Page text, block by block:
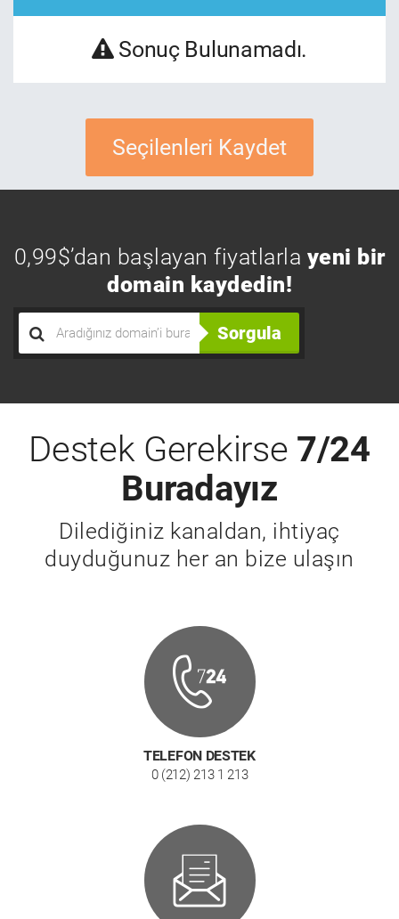
Sonuç Bulunamadı.
Seçilenleri Kaydet
0,99$’dan başlayan fiyatlarla yeni bir
domain kaydedin!
Sorgula
Destek Gerekirse 7/24
Buradayız
Dilediğiniz kanaldan, ihtiyaç
duyduğunuz her an bize ulaşın
TELEFON DESTEK
0 (212) 213 1 213